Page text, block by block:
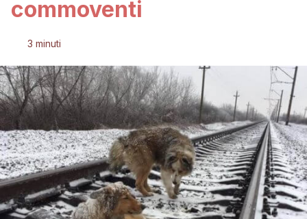
commoventi
3 minuti